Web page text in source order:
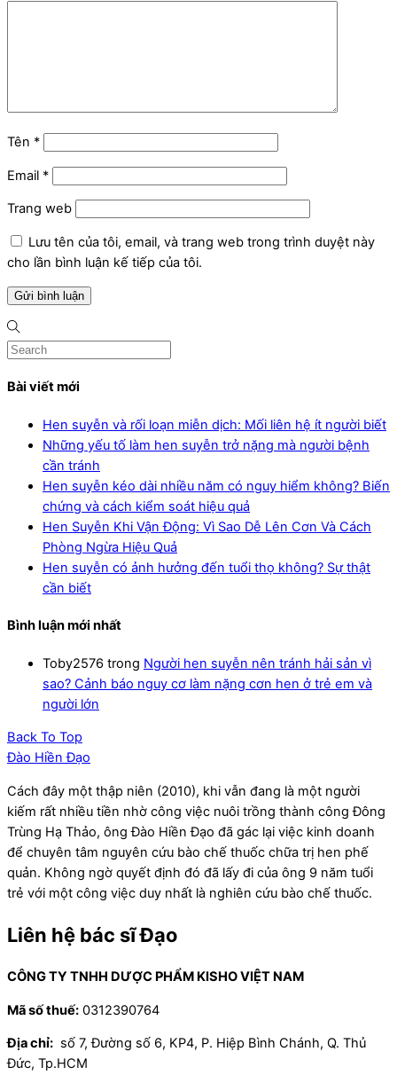
Tên *
Email *
Trang web
Lưu tên của tôi, email, và trang web trong trình duyệt này
cho lần bình luận kế tiếp của tôi.
Bài viết mới
Hen suyễn và rối loạn miễn dịch: Mối liên hệ ít người biết
Những yếu tố làm hen suyễn trở nặng mà người bệnh
cần tránh
Hen suyễn kéo dài nhiều năm có nguy hiểm không? Biến
chứng và cách kiểm soát hiệu quả
Hen Suyễn Khi Vận Động: Vì Sao Dễ Lên Cơn Và Cách
Phòng Ngừa Hiệu Quả
Hen suyễn có ảnh hưởng đến tuổi thọ không? Sự thật
cần biết
Bình luận mới nhất
Toby2576 trong Người hen suyễn nên tránh hải sản vì
sao? Cảnh báo nguy cơ làm nặng cơn hen ở trẻ em và
người lớn
Back To Top
Đào Hiền Đạo
Cách đây một thập niên (2010), khi vẫn đang là một người
kiếm rất nhiều tiền nhờ công việc nuôi trồng thành công Đông
Trùng Hạ Thảo, ông Đào Hiền Đạo đã gác lại việc kinh doanh
để chuyên tâm nguyên cứu bào chế thuốc chữa trị hen phế
quản. Không ngờ quyết định đó đã lấy đi của ông 9 năm tuổi
trẻ với một công việc duy nhất là nghiên cứu bào chế thuốc.
Liên hệ bác sĩ Đạo
CÔNG TY TNHH DƯỢC PHẨM KISHO VIỆT NAM
Mã số thuế: 0312390764
Địa chỉ: số 7, Đường số 6, KP4, P. Hiệp Bình Chánh, Q. Thủ
Đức, Tp.HCM